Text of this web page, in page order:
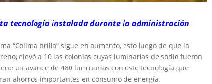
tecnología instalada durante la administración
“Colima brilla” sigue en aumento, esto luego de que la
elevó a 10 las colonias cuyas luminarias de sodio fueron
un avance de 480 luminarias con este tecnología que
ahorros importantes en consumo de energía.